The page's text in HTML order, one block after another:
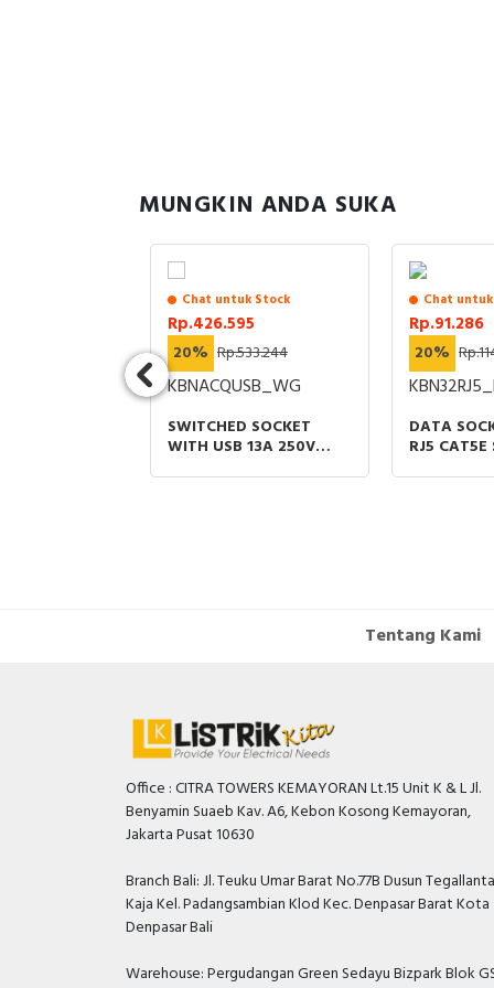
MUNGKIN ANDA SUKA
Chat untuk Stock
Rp.426.595
20% Rp.533.244
KBNACQUSB_WG
SWITCHED SOCKET
WITH USB 13A 250V
Chat
Rp.91.286
20%
DATA
RJ5 CAT5E
Tentang Kami
Office : CITRA TOWERS KEMAYORAN Lt.15 Unit K & L Jl.
Benyamin Suaeb Kav. A6, Kebon Kosong Kemayoran,
Jakarta Pusat 10630
Branch Bali: Jl. Teuku Umar Barat No.77B Dusun
Kaja Kel. Padangsambian Klod Kec. Denpasar Barat Kota
Denpasar Bali
Warehouse: Pergudangan Green Sedayu Bizpark Blok